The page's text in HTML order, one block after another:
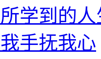
学到的
手抚我心